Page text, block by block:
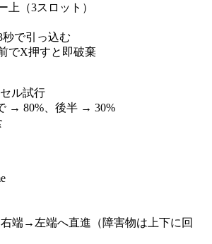
上（3スロット）
で引っ込む
でX押すと即破棄
ル試行
→ 80%、後半 → 30%
端→左端へ直進（障害物は上下に回